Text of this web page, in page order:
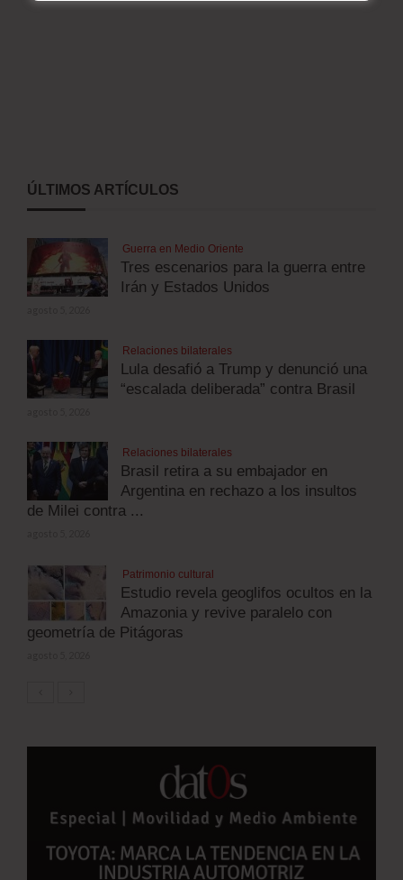
ÚLTIMOS ARTÍCULOS
Guerra en Medio Oriente
Tres escenarios para la guerra entre
Irán y Estados Unidos
Relaciones bilaterales
Lula desafió a Trump y denunció una
“escalada deliberada” contra Brasil
Relaciones bilaterales
Brasil retira a su embajador en
Argentina en rechazo a los insultos
de Milei contra ...
Patrimonio cultural
Estudio revela geoglifos ocultos en la
Amazonia y revive paralelo con
geometría de Pitágoras